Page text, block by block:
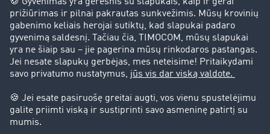
Klientai įdarbina klientus
Teisinė informacija
Teisinis pranešimas
Duomenų apsauga